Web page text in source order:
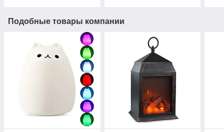
Подобные товары компании